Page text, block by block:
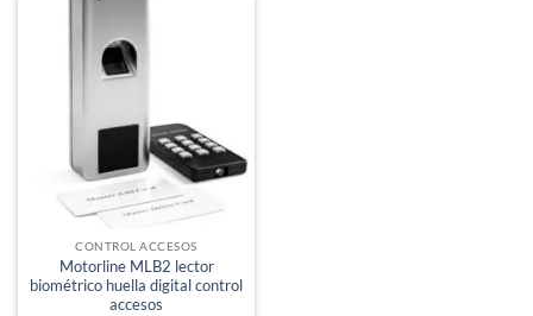
CONTROL ACCESOS
Motorline MLB2 lector
biométrico huella digital control
accesos